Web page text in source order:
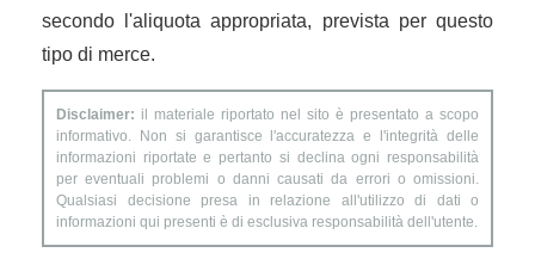
secondo l'aliquota appropriata, prevista per questo
tipo di merce.
Disclaimer: il materiale riportato nel sito è presentato a scopo
informativo. Non si garantisce l'accuratezza e l'integrità delle
informazioni riportate e pertanto si declina ogni responsabilità
per eventuali problemi o danni causati da errori o omissioni.
Qualsiasi decisione presa in relazione all'utilizzo di dati o
informazioni qui presenti è di esclusiva responsabilità dell'utente.